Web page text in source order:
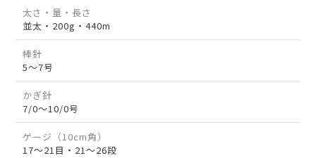
太さ・量・長さ
並太・200g・440m
棒針
5～7号
かぎ針
7/0～10/0号
ゲージ（10cm角）
17～21目・21～26段